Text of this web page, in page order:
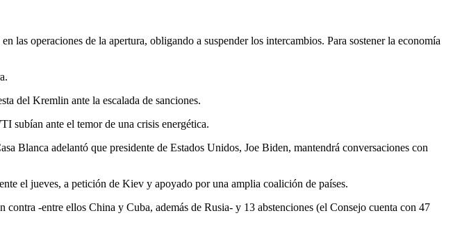
las operaciones de la apertura, obligando a suspender los intercambios. Para sostener la economía
del Kremlin ante la escalada de sanciones.
subían ante el temor de una crisis energética.
Blanca adelantó que presidente de Estados Unidos, Joe Biden, mantendrá conversaciones con
el jueves, a petición de Kiev y apoyado por una amplia coalición de países.
-entre ellos China y Cuba, además de Rusia- y 13 abstenciones (el Consejo cuenta con 47